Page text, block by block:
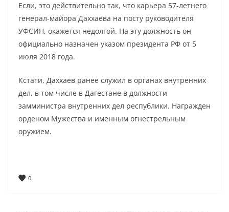
Если, это действительно так, что карьера 57-летнего
генерал-майора Даххаева на посту руководителя
УФСИН, окажется недолгой. На эту должность он
официально назначен указом президента РФ от 5
июля 2018 года.
Кстати, Даххаев ранее служил в органах внутренних
дел, в том числе в Дагестане в должности
замминистра внутренних дел республики. Награжден
орденом Мужества и именным огнестрельным
оружием.
0